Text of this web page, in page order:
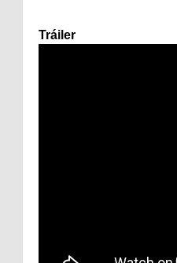
Tráiler